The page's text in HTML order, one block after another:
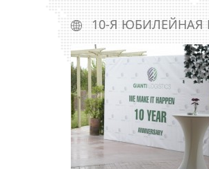
10-Я ЮБИЛЕЙНАЯ